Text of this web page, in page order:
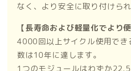
なく、より安全に取り付けられ
【長寿命および軽量化でより便
4000回以上サイクル使用でき
数は10年に達します。
1つのモジュールはわずか